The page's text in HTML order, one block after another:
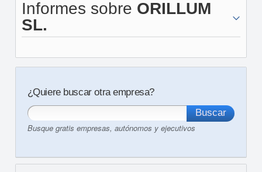
Informes sobre ORILLUM
SL.
¿Quiere buscar otra empresa?
Busque gratis empresas, autónomos y ejecutivos